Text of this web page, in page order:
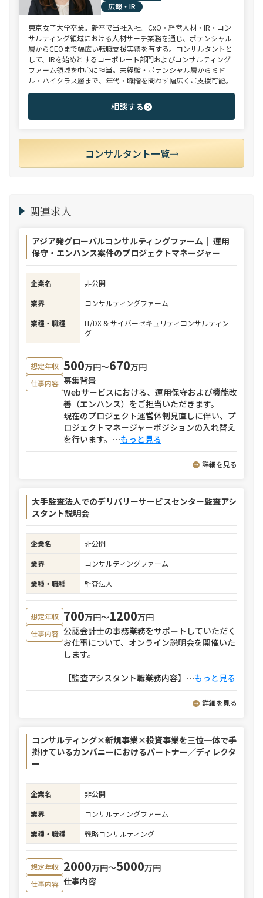
広報・IR
東京女子大学卒業。新卒で当社入社。CxO・経営人材・IR・コン
サルティング領域における人材サーチ業務を通じ、ポテンシャル
層からCEOまで幅広い転職支援実績を有する。コンサルタントと
して、IRを始めとするコーポレート部門およびコンサルティング
ファーム領域を中心に担当。未経験・ポテンシャル層からミド
ル・ハイクラス層まで、年代・職階を問わず幅広くご支援可能。
相談する
コンサルタント一覧
関連求人
アジア発グローバルコンサルティングファーム｜ 運用
保守・エンハンス案件のプロジェクトマネージャー
企業名
非公開
業界
コンサルティングファーム
業種・職種
IT/DX & サイバーセキュリティコンサルティン
グ
想定年収 500万円〜670万円
仕事内容 募集背景
Webサービスにおける、運用保守および機能改
善（エンハンス）をご担当いただきます。
現在のプロジェクト運営体制見直しに伴い、プ
ロジェクトマネージャーポジションの入れ替え
を行います。 ⋯もっと見る
詳細を見る
大手監査法人でのデリバリーサービスセンター監査アシ
スタント説明会
企業名
非公開
業界
コンサルティングファーム
業種・職種
監査法人
想定年収 700万円〜1200万円
仕事内容 公認会計士の事務業務をサポートしていただく
お仕事について、オンライン説明会を開催いた
します。
【監査アシスタント職業務内容】 ⋯もっと見る
詳細を見る
コンサルティング×新規事業×投資事業を三位一体で手
掛けているカンパニーにおけるパートナー／ディレクタ
ー
企業名
非公開
業界
コンサルティングファーム
業種・職種
戦略コンサルティング
想定年収 2000万円〜5000万円
仕事内容 仕事内容